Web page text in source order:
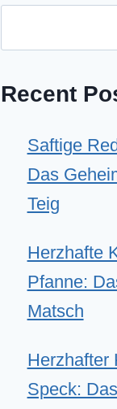
Recent
Saftige
Das
Teig
Herzhafte
Pfanne:
Matsch
Herzhafter
Speck: